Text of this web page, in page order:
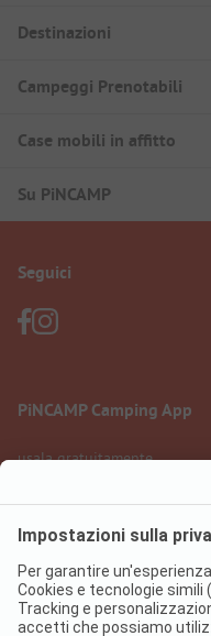
Destinazioni
Campeggi Prenotabili
Case mobili in affitto
Su PiNCAMP
Seguici
PiNCAMP Camping App
usala gratuitamente
Informazione legale
Protezione dati